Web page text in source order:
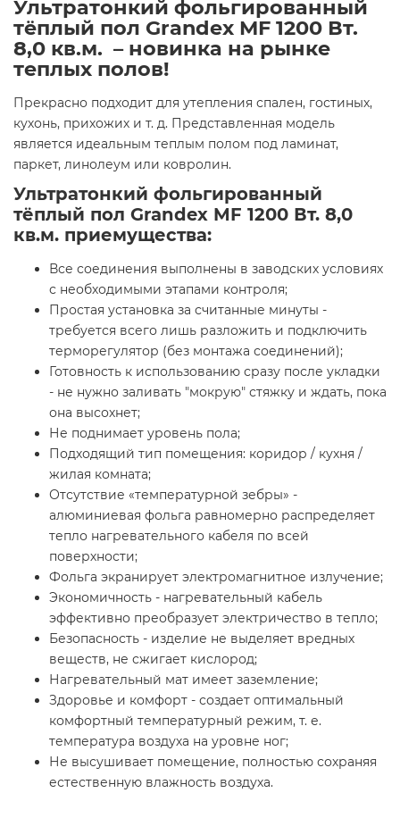
Ультратонкий фольгированный
тёплый пол Grandex MF 1200 Вт.
8,0 кв.м. – новинка на рынке
теплых полов!
Прекрасно подходит для утепления спален, гостиных,
кухонь, прихожих и т. д. Представленная модель
является идеальным теплым полом под ламинат,
паркет, линолеум или ковролин.
Ультратонкий фольгированный
тёплый пол Grandex MF 1200 Вт. 8,0
кв.м. приемущества:
Все соединения выполнены в заводских условиях
с необходимыми этапами контроля;
Простая установка за считанные минуты -
требуется всего лишь разложить и подключить
терморегулятор (без монтажа соединений);
Готовность к использованию сразу после укладки
- не нужно заливать "мокрую" стяжку и ждать, пока
она высохнет;
Не поднимает уровень пола;
Подходящий тип помещения: коридор / кухня /
жилая комната;
Отсутствие «температурной зебры» -
алюминиевая фольга равномерно распределяет
тепло нагревательного кабеля по всей
поверхности;
Фольга экранирует электромагнитное излучение;
Экономичность - нагревательный кабель
эффективно преобразует электричество в тепло;
Безопасность - изделие не выделяет вредных
веществ, не сжигает кислород;
Нагревательный мат имеет заземление;
Здоровье и комфорт - создает оптимальный
комфортный температурный режим, т. е.
температура воздуха на уровне ног;
Не высушивает помещение, полностью сохраняя
естественную влажность воздуха.